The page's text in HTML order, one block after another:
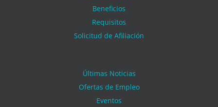
Beneficios
Requisitos
Solicitud de Afiliación
Últimas Noticias
Ofertas de Empleo
Eventos